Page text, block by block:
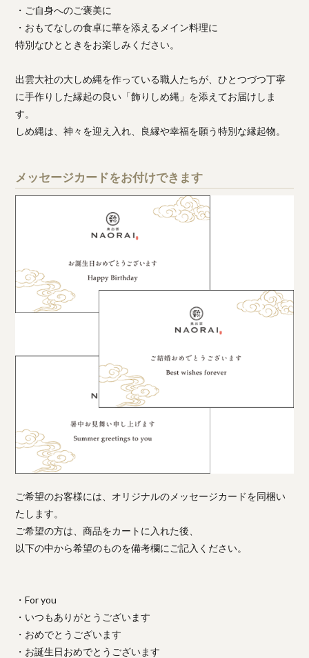
・ご自身へのご褒美に
・おもてなしの食卓に華を添えるメイン料理に
特別なひとときをお楽しみください。
出雲大社の大しめ縄を作っている職人たちが、ひとつづつ丁寧
に手作りした縁起の良い「飾りしめ縄」を添えてお届けしま
す。
しめ縄は、神々を迎え入れ、良縁や幸福を願う特別な縁起物。
メッセージカードをお付けできます
ご希望のお客様には、オリジナルのメッセージカードを同梱い
たします。
ご希望の方は、商品をカートに入れた後、
以下の中から希望のものを備考欄にご記入ください。
・For you
・いつもありがとうございます
・おめでとうございます
・お誕生日おめでとうございます